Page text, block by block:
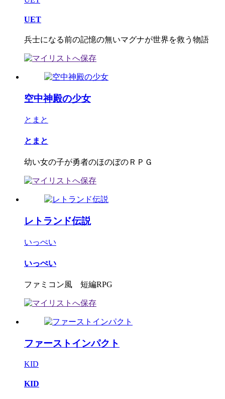
UET
兵士になる前の記憶の無いマグナが世界を救う物語
空中神殿の少女
とまと
とまと
幼い女の子が勇者のほのぼのＲＰＧ
レトランド伝説
いっぺい
いっぺい
ファミコン風 短編RPG
ファーストインパクト
KID
KID